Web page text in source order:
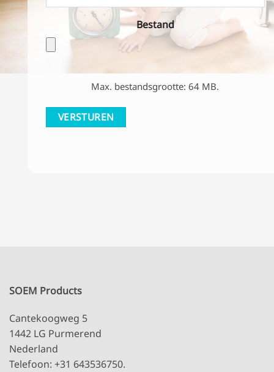
Bestand
Max. bestandsgrootte: 64 MB.
SOEM Products
Cantekoogweg 5
1442 LG Purmerend
Nederland
Telefoon: +31 643536750.